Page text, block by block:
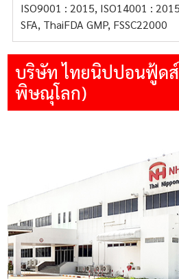
ISO9001 : 2015, ISO14001 :
SFA, ThaiFDA GMP, FSSC22000
บริษัท ไทยนิปปอนฟู้ดส์
พิษณุโลก)